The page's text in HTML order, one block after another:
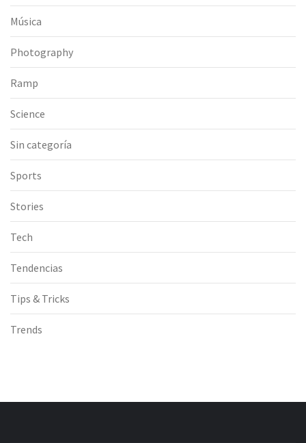
Música
Photography
Ramp
Science
Sin categoría
Sports
Stories
Tech
Tendencias
Tips & Tricks
Trends